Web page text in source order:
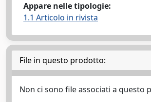
Appare nelle tipologie:
1.1 Articolo in rivista
File in questo prodotto:
Non ci sono file associati a questo